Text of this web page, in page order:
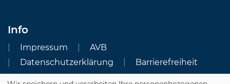
Info
Impressum
AVB
Datenschutzerklärung
Barrierefreiheit